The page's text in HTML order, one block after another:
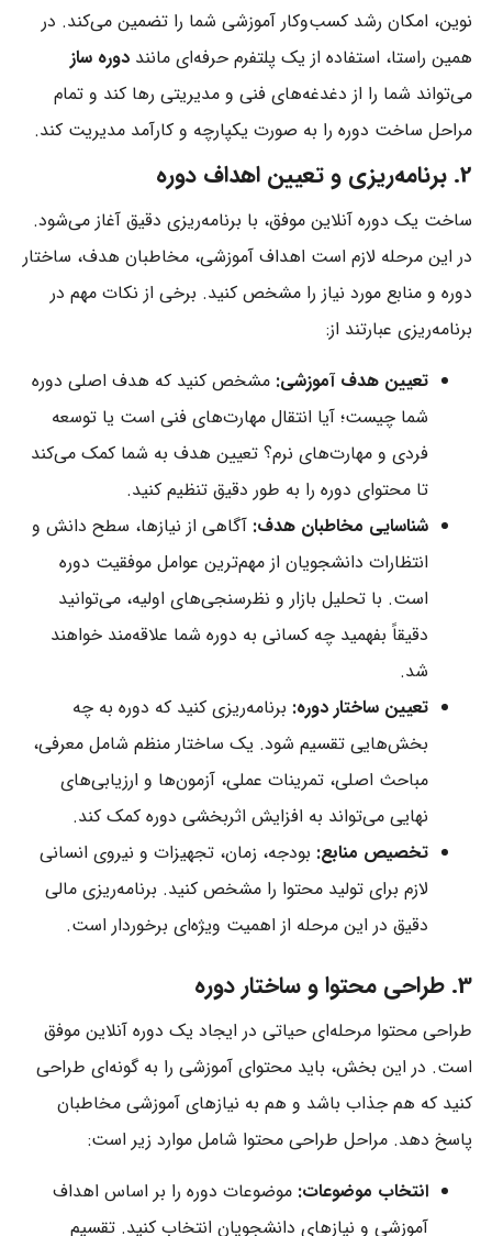
نوین، امکان رشد کسب‌وکار آموزشی شما را تضمین می‌کند. در
همین راستا، استفاده از یک پلتفرم حرفه‌ای مانند دوره ساز
می‌تواند شما را از دغدغه‌های فنی و مدیریتی رها کند و تمام
مراحل ساخت دوره را به صورت یکپارچه و کارآمد مدیریت کند.
2. برنامه‌ریزی و تعیین اهداف دوره
ساخت یک دوره آنلاین موفق، با برنامه‌ریزی دقیق آغاز می‌شود.
در این مرحله لازم است اهداف آموزشی، مخاطبان هدف، ساختار
دوره و منابع مورد نیاز را مشخص کنید. برخی از نکات مهم در
برنامه‌ریزی عبارتند از:
تعیین هدف آموزشی: مشخص کنید که هدف اصلی دوره
شما چیست؛ آیا انتقال مهارت‌های فنی است یا توسعه
فردی و مهارت‌های نرم؟ تعیین هدف به شما کمک می‌کند
تا محتوای دوره را به طور دقیق تنظیم کنید.
شناسایی مخاطبان هدف: آگاهی از نیازها، سطح دانش و
انتظارات دانشجویان از مهم‌ترین عوامل موفقیت دوره
است. با تحلیل بازار و نظرسنجی‌های اولیه، می‌توانید
دقیقاً بفهمید چه کسانی به دوره شما علاقه‌مند خواهند
شد.
تعیین ساختار دوره: برنامه‌ریزی کنید که دوره به چه
بخش‌هایی تقسیم شود. یک ساختار منظم شامل معرفی،
مباحث اصلی، تمرینات عملی، آزمون‌ها و ارزیابی‌های
نهایی می‌تواند به افزایش اثربخشی دوره کمک کند.
تخصیص منابع: بودجه، زمان، تجهیزات و نیروی انسانی
لازم برای تولید محتوا را مشخص کنید. برنامه‌ریزی مالی
دقیق در این مرحله از اهمیت ویژه‌ای برخوردار است.
3. طراحی محتوا و ساختار دوره
طراحی محتوا مرحله‌ای حیاتی در ایجاد یک دوره آنلاین موفق
است. در این بخش، باید محتوای آموزشی را به گونه‌ای طراحی
کنید که هم جذاب باشد و هم به نیازهای آموزشی مخاطبان
پاسخ دهد. مراحل طراحی محتوا شامل موارد زیر است:
انتخاب موضوعات: موضوعات دوره را بر اساس اهداف
آموزشی و نیازهای دانشجویان انتخاب کنید. تقسیم